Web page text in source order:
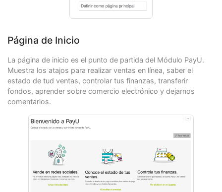
Página de Inicio
La página de inicio es el punto de partida del Módulo PayU.
Muestra los atajos para realizar ventas en línea, saber el
estado de tud ventas, controlar tus finanzas, transferir
fondos, aprender sobre comercio electrónico y dejarnos
comentarios.